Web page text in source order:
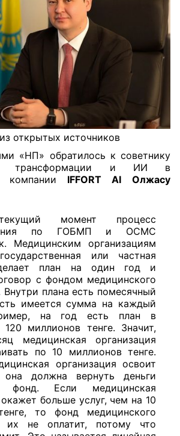
открытых источников
«НП» обратилось к советнику
трансформации и ИИ в
компании IFFORT AI
Олжасу
момент процесс
по ГОБМП и ОСМС
Медицинским организациям
или частная
план на один год и
с фондом медицинского
Внутри плана есть помесячный
имеется сумма на каждый
на год есть план в
миллионов тенге. Значит,
медицинская организация
по 10 миллионов тенге.
организация освоит
должна вернуть деньги
фонд. Если медицинская
больше услуг, чем на 10
то фонд медицинского
их не оплатит, потому что